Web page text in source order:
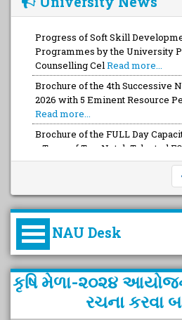
Progress of Soft Skill
Programmes by the University
Counselling CelRead more...
Brochure of the 4th Successive
2026 with 5 Eminent Resource
Read more...
Brochure of the FULL Day
a Team of Top-Notch Talented
more...
NAU Desk
કુલપતિની પરિવર્તનકારી પહેલનું
વિહંગાવલોકન (ઓક્ટોબર
કૃષિ મેળા-૨૦૨૪
રચના કરવા